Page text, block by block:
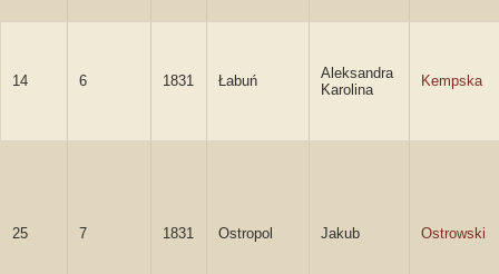
14 6 1831 Łabuń
Aleksandra
Karolina
Kempska
25 7 1831 Ostropol Jakub Ostrowski